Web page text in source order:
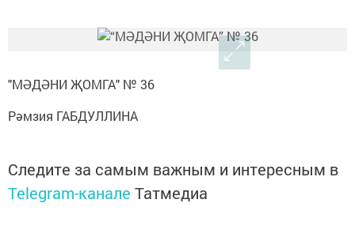
"МӘДӘНИ ҖОМГА" № 36
Рәмзия ГАБДУЛЛИНА
Следите за самым важным и интересным в
Telegram-канале Татмедиа